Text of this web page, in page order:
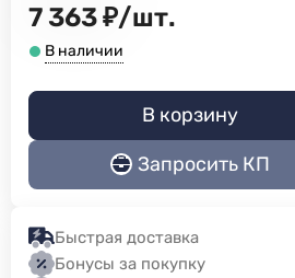
7 363₽/шт.
В наличии
В корзину
Запросить КП
Быстрая доставка
Бонусы за покупку